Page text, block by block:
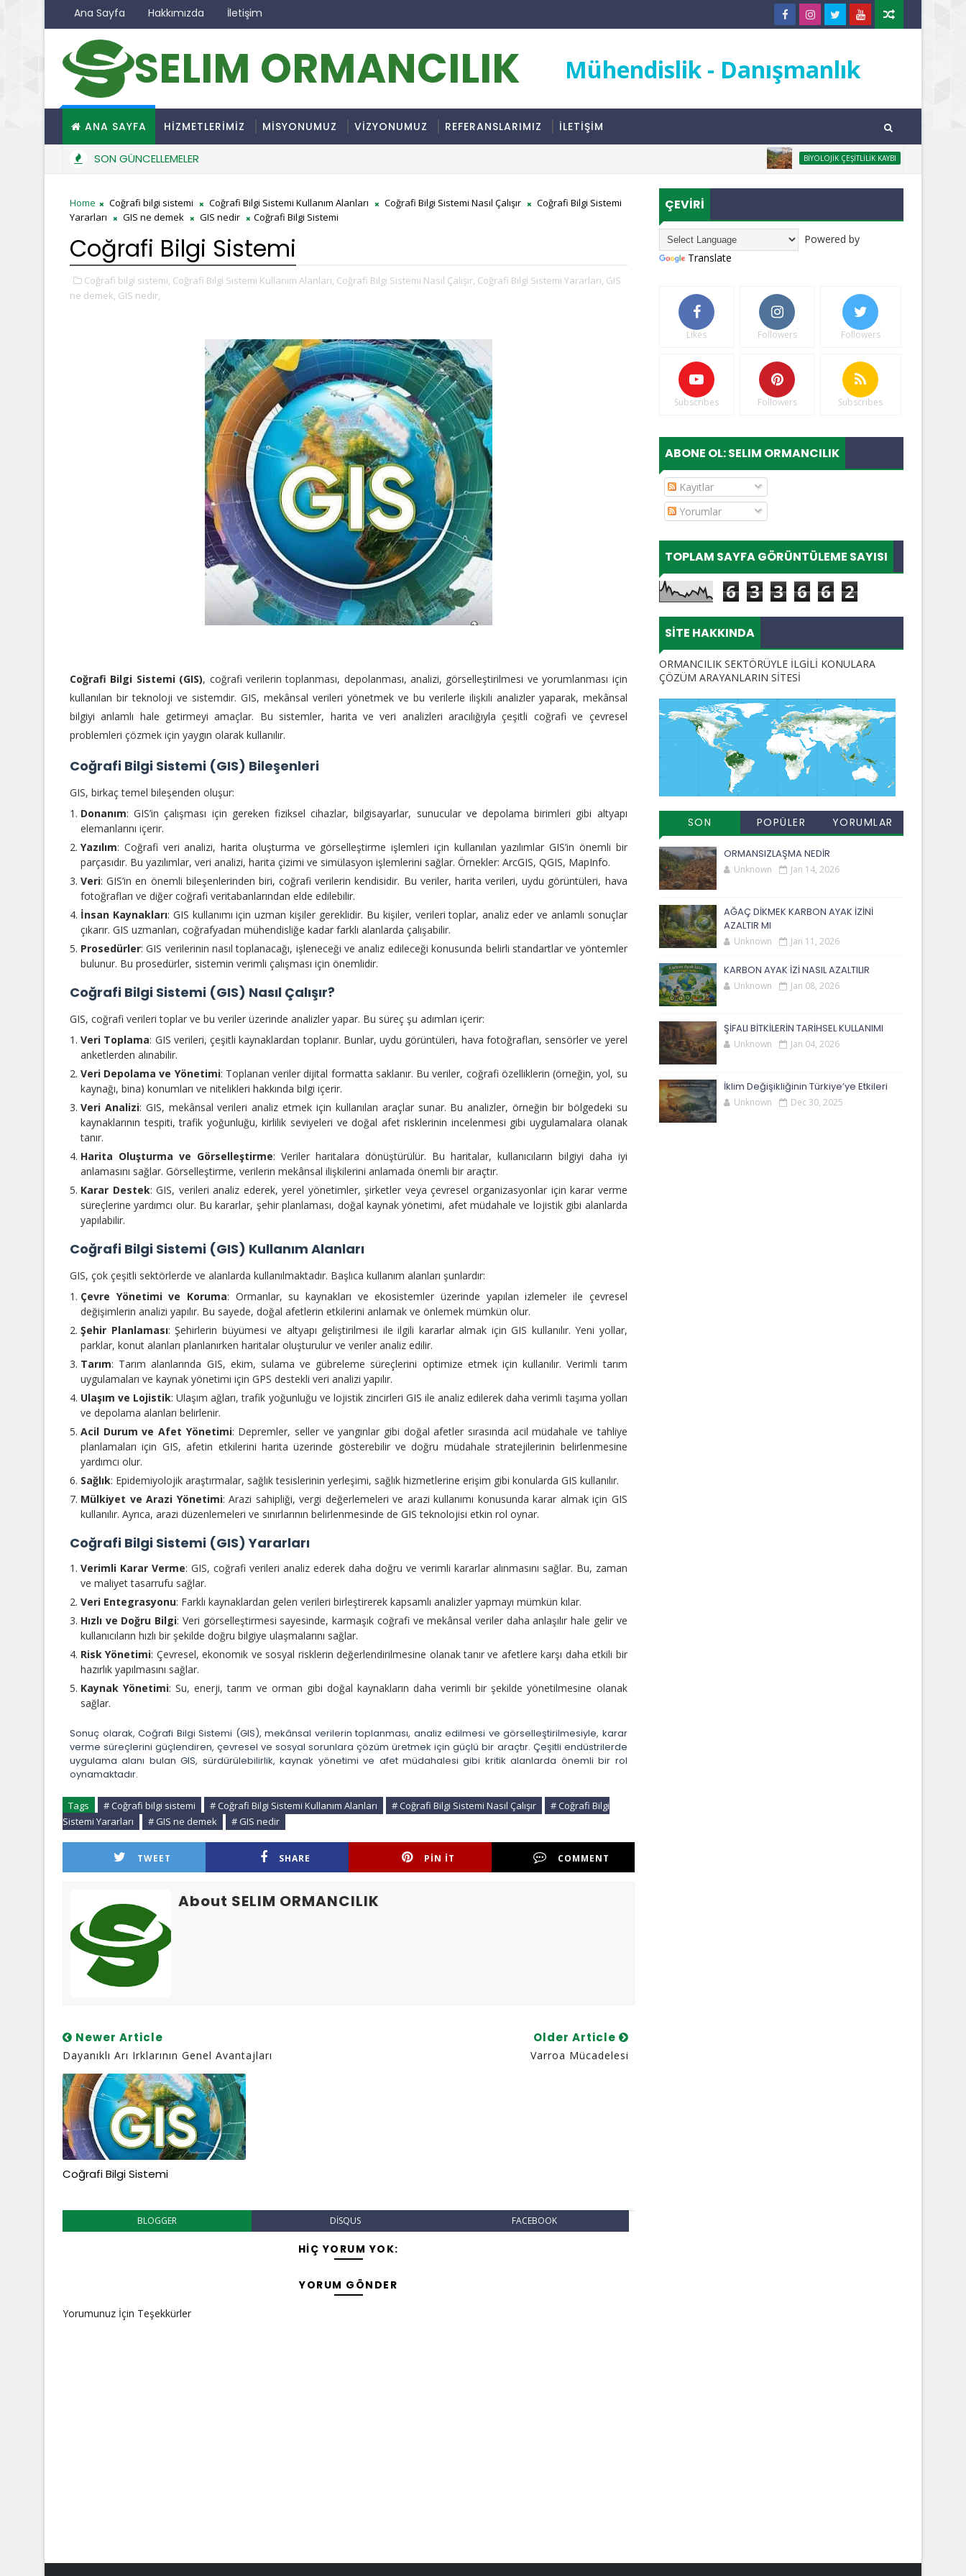
Ana Sayfa Hakkımızda İletişim
SELIM ORMANCILIK Mühendislik - Danışmanlık
ANA SAYFA HİZMETLERİMİZ MİSYONUMUZ VİZYONUMUZ REFERANSLARIMIZ İLETİŞİM
SON GÜNCELLEMELER BIYOLOJIK ÇEŞITLILIK KAYBI ORMANSIZLAŞMA
Home Coğrafi bilgi sistemi Coğrafi Bilgi Sistemi Kullanım Alanları Coğrafi Bilgi Sistemi Nasıl Çalışır
Coğrafi Bilgi Sistemi
Yararları
GIS ne demek GIS nedir Coğrafi Bilgi Sistemi
Coğrafi Bilgi Sistemi
Coğrafi bilgi sistemi, Coğrafi Bilgi Sistemi Kullanım Alanları, Coğrafi Bilgi Sistemi Nasıl Çalışır, Coğrafi Bilgi Sistemi Yararları, GIS
ne demek, GIS nedir,
Coğrafi Bilgi Sistemi (GIS), coğrafi verilerin toplanması, depolanması, analizi, görselleştirilmesi ve yorumlanması için
kullanılan bir teknoloji ve sistemdir. GIS, mekânsal verileri yönetmek ve bu verilerle ilişkili analizler yaparak, mekânsal
bilgiyi anlamlı hale getirmeyi amaçlar. Bu sistemler, harita ve veri analizleri aracılığıyla çeşitli coğrafi ve çevresel
problemleri çözmek için yaygın olarak kullanılır.
Coğrafi Bilgi Sistemi (GIS) Bileşenleri
GIS, birkaç temel bileşenden oluşur:
Donanım: GIS’in çalışması için gereken fiziksel cihazlar, bilgisayarlar, sunucular ve depolama birimleri gibi altyapı
elemanlarını içerir.
Yazılım: Coğrafi veri analizi, harita oluşturma ve görselleştirme işlemleri için kullanılan yazılımlar GIS’in önemli bir
parçasıdır. Bu yazılımlar, veri analizi, harita çizimi ve simülasyon işlemlerini sağlar. Örnekler: ArcGIS, QGIS, MapInfo.
Veri: GIS’in en önemli bileşenlerinden biri, coğrafi verilerin kendisidir. Bu veriler, harita verileri, uydu görüntüleri, hava
fotoğrafları ve diğer coğrafi veritabanlarından elde edilebilir.
İnsan Kaynakları: GIS kullanımı için uzman kişiler gereklidir. Bu kişiler, verileri toplar, analiz eder ve anlamlı sonuçlar
çıkarır. GIS uzmanları, coğrafyadan mühendisliğe kadar farklı alanlarda çalışabilir.
Prosedürler: GIS verilerinin nasıl toplanacağı, işleneceği ve analiz edileceği konusunda belirli standartlar ve yöntemler
bulunur. Bu prosedürler, sistemin verimli çalışması için önemlidir.
Coğrafi Bilgi Sistemi (GIS) Nasıl Çalışır?
GIS, coğrafi verileri toplar ve bu veriler üzerinde analizler yapar. Bu süreç şu adımları içerir:
Veri Toplama: GIS verileri, çeşitli kaynaklardan toplanır. Bunlar, uydu görüntüleri, hava fotoğrafları, sensörler ve yerel
anketlerden alınabilir.
Veri Depolama ve Yönetimi: Toplanan veriler dijital formatta saklanır. Bu veriler, coğrafi özelliklerin (örneğin, yol, su
kaynağı, bina) konumları ve nitelikleri hakkında bilgi içerir.
Veri Analizi: GIS, mekânsal verileri analiz etmek için kullanılan araçlar sunar. Bu analizler, örneğin bir bölgedeki su
kaynaklarının tespiti, trafik yoğunluğu, kirlilik seviyeleri ve doğal afet risklerinin incelenmesi gibi uygulamalara olanak
tanır.
Harita Oluşturma ve Görselleştirme: Veriler haritalara dönüştürülür. Bu haritalar, kullanıcıların bilgiyi daha iyi
anlamasını sağlar. Görselleştirme, verilerin mekânsal ilişkilerini anlamada önemli bir araçtır.
Karar Destek: GIS, verileri analiz ederek, yerel yönetimler, şirketler veya çevresel organizasyonlar için karar verme
süreçlerine yardımcı olur. Bu kararlar, şehir planlaması, doğal kaynak yönetimi, afet müdahale ve lojistik gibi alanlarda
yapılabilir.
Coğrafi Bilgi Sistemi (GIS) Kullanım Alanları
GIS, çok çeşitli sektörlerde ve alanlarda kullanılmaktadır. Başlıca kullanım alanları şunlardır:
Çevre Yönetimi ve Koruma: Ormanlar, su kaynakları ve ekosistemler üzerinde yapılan izlemeler ile çevresel
değişimlerin analizi yapılır. Bu sayede, doğal afetlerin etkilerini anlamak ve önlemek mümkün olur.
Şehir Planlaması: Şehirlerin büyümesi ve altyapı geliştirilmesi ile ilgili kararlar almak için GIS kullanılır. Yeni yollar,
parklar, konut alanları planlanırken haritalar oluşturulur ve veriler analiz edilir.
Tarım: Tarım alanlarında GIS, ekim, sulama ve gübreleme süreçlerini optimize etmek için kullanılır. Verimli tarım
uygulamaları ve kaynak yönetimi için GPS destekli veri analizi yapılır.
Ulaşım ve Lojistik: Ulaşım ağları, trafik yoğunluğu ve lojistik zincirleri GIS ile analiz edilerek daha verimli taşıma yolları
ve depolama alanları belirlenir.
Acil Durum ve Afet Yönetimi: Depremler, seller ve yangınlar gibi doğal afetler sırasında acil müdahale ve tahliye
planlamaları için GIS, afetin etkilerini harita üzerinde gösterebilir ve doğru müdahale stratejilerinin belirlenmesine
yardımcı olur.
Sağlık: Epidemiyolojik araştırmalar, sağlık tesislerinin yerleşimi, sağlık hizmetlerine erişim gibi konularda GIS kullanılır.
Mülkiyet ve Arazi Yönetimi: Arazi sahipliği, vergi değerlemeleri ve arazi kullanımı konusunda karar almak için GIS
kullanılır. Ayrıca, arazi düzenlemeleri ve sınırlarının belirlenmesinde de GIS teknolojisi etkin rol oynar.
Coğrafi Bilgi Sistemi (GIS) Yararları
Verimli Karar Verme: GIS, coğrafi verileri analiz ederek daha doğru ve verimli kararlar alınmasını sağlar. Bu, zaman
ve maliyet tasarrufu sağlar.
Veri Entegrasyonu: Farklı kaynaklardan gelen verileri birleştirerek kapsamlı analizler yapmayı mümkün kılar.
Hızlı ve Doğru Bilgi: Veri görselleştirmesi sayesinde, karmaşık coğrafi ve mekânsal veriler daha anlaşılır hale gelir ve
kullanıcıların hızlı bir şekilde doğru bilgiye ulaşmalarını sağlar.
Risk Yönetimi: Çevresel, ekonomik ve sosyal risklerin değerlendirilmesine olanak tanır ve afetlere karşı daha etkili bir
hazırlık yapılmasını sağlar.
Kaynak Yönetimi: Su, enerji, tarım ve orman gibi doğal kaynakların daha verimli bir şekilde yönetilmesine olanak
sağlar.
Sonuç olarak, Coğrafi Bilgi Sistemi (GIS), mekânsal verilerin toplanması, analiz edilmesi ve görselleştirilmesiyle, karar
verme süreçlerini güçlendiren, çevresel ve sosyal sorunlara çözüm üretmek için güçlü bir araçtır. Çeşitli endüstrilerde
uygulama alanı bulan GIS, sürdürülebilirlik, kaynak yönetimi ve afet müdahalesi gibi kritik alanlarda önemli bir rol
oynamaktadır.
Tags # Coğrafi bilgi sistemi # Coğrafi Bilgi Sistemi Kullanım Alanları # Coğrafi Bilgi Sistemi Nasıl Çalışır
# Coğrafi Bilgi
Sistemi Yararları
# GIS ne demek # GIS nedir
TWEET SHARE PIN IT COMMENT
About SELIM ORMANCILIK
Newer Article
Dayanıklı Arı Irklarının Genel Avantajları
Older Article
Varroa Mücadelesi
Coğrafi Bilgi Sistemi
BLOGGER DISQUS FACEBOOK
HIÇ YORUM YOK:
YORUM GÖNDER
Yorumunuz İçin Teşekkürler
ÇEVİRİ
Powered by
Translate
Likes Followers Followers
Subscribes Followers Subscribes
ABONE OL: SELIM ORMANCILIK
Kayıtlar
Yorumlar
TOPLAM SAYFA GÖRÜNTÜLEME SAYISI
6 3 3 6 6 2
SITE HAKKINDA
ORMANCILIK SEKTÖRÜYLE İLGİLİ KONULARA
ÇÖZÜM ARAYANLARIN SİTESİ
SON
EKLENENLER
POPÜLER
YORUMLAR
ORMANSIZLAŞMA NEDİR
Unknown Jan 14, 2026
AĞAÇ DİKMEK KARBON AYAK İZİNİ
AZALTIR MI
Unknown Jan 11, 2026
KARBON AYAK İZİ NASIL AZALTILIR
Unknown Jan 08, 2026
ŞİFALI BİTKİLERİN TARİHSEL KULLANIMI
Unknown Jan 04, 2026
İklim Değişikliğinin Türkiye’ye Etkileri
Unknown Dec 30, 2025